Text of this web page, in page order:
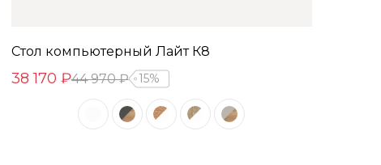
Стол компьютерный Лайт К8
38 170 ₽44 970 ₽ 15%